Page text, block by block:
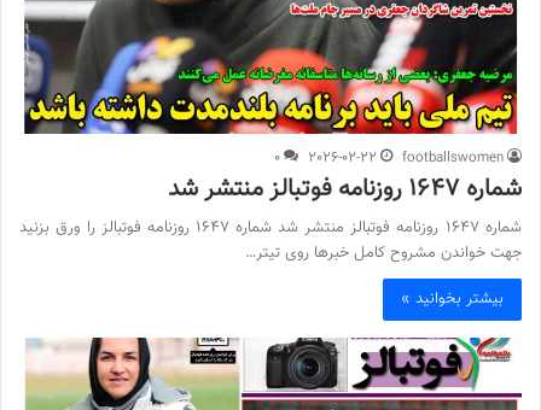
footballswomen
2026-02-22
0
شماره 1647 روزنامه فوتبالز منتشر شد
شماره 1647 روزنامه فوتبالز منتشر شد شماره 1647 روزنامه فوتبالز را ورق بزنید
جهت خواندن مشروح کامل خبرها روی تیتر…
بیشتر بخوانید »